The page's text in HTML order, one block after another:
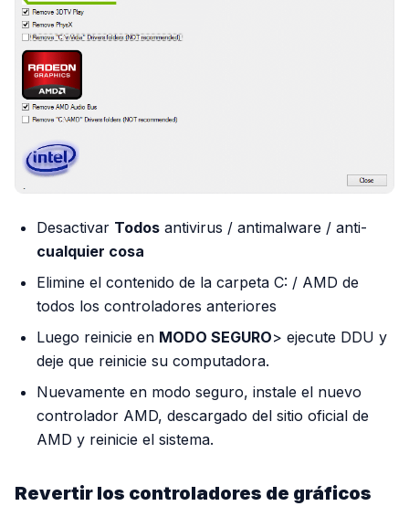
Desactivar Todos antivirus / antimalware / anti-
cualquier cosa
Elimine el contenido de la carpeta C: / AMD de
todos los controladores anteriores
Luego reinicie en MODO SEGURO> ejecute DDU y
deje que reinicie su computadora.
Nuevamente en modo seguro, instale el nuevo
controlador AMD, descargado del sitio oficial de
AMD y reinicie el sistema.
Revertir los controladores de gráficos